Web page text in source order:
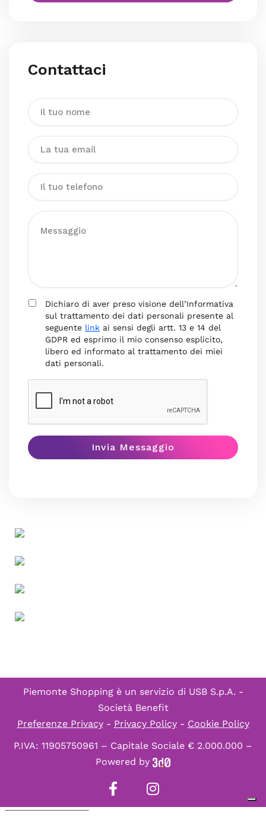
Contattaci
Dichiaro di aver preso visione dell’Informativa
sul trattamento dei dati personali presente al
seguente link ai sensi degli artt. 13 e 14 del
GDPR ed esprimo il mio consenso esplicito,
libero ed informato al trattamento dei miei
dati personali.
Piemonte Shopping è un servizio di USB S.p.A. -
Società Benefit
Preferenze Privacy- Privacy Policy- Cookie Policy
P.IVA: 11905750961 – Capitale Sociale € 2.000.000 –
Powered by